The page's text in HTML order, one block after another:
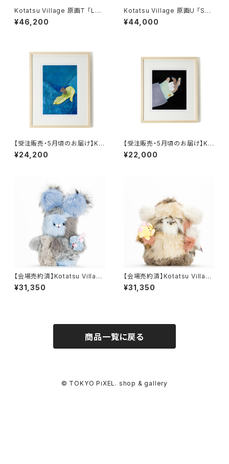
Kotatsu Village 原画T 「Lov
able」額装込み
¥46,200
Kotatsu Village 原画U 「Sec
ret」額装込み
¥44,000
【受注販売・5月頃のお届け】Ko
tatsu Village 複製原画T-1 「L
ovable」額装・直筆サイン入り
¥24,200
【受注販売・5月頃のお届け】Ko
tatsu Village 複製原画U-1
「Secret」額装・直筆サイン入り
¥22,000
【会場売約済】Kotatsu Village
ぬいぐるみA 「Zombunny 」
¥31,350
【会場売約済】Kotatsu Village
ぬいぐるみB 「Cuddle犬」
¥31,350
商品一覧に戻る
© TOKYO PiXEL. shop & gallery